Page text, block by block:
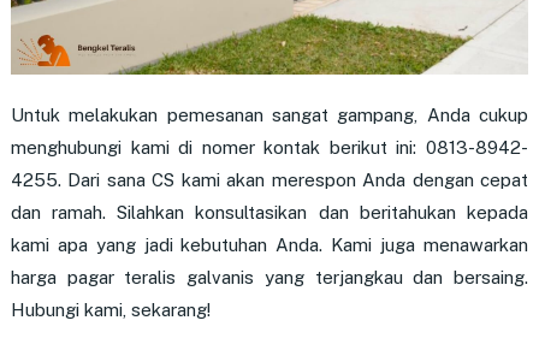
Untuk melakukan pemesanan sangat gampang, Anda cukup
menghubungi kami di nomer kontak berikut ini: 0813-8942-
4255. Dari sana CS kami akan merespon Anda dengan cepat
dan ramah. Silahkan konsultasikan dan beritahukan kepada
kami apa yang jadi kebutuhan Anda. Kami juga menawarkan
harga pagar teralis galvanis yang terjangkau dan bersaing.
Hubungi kami, sekarang!